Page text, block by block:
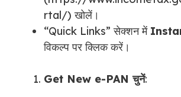
rtal/) खोलें।
“Quick Links” सेक्शन में
विकल्प पर क्लिक करें।
Get New e-PAN चुनें: